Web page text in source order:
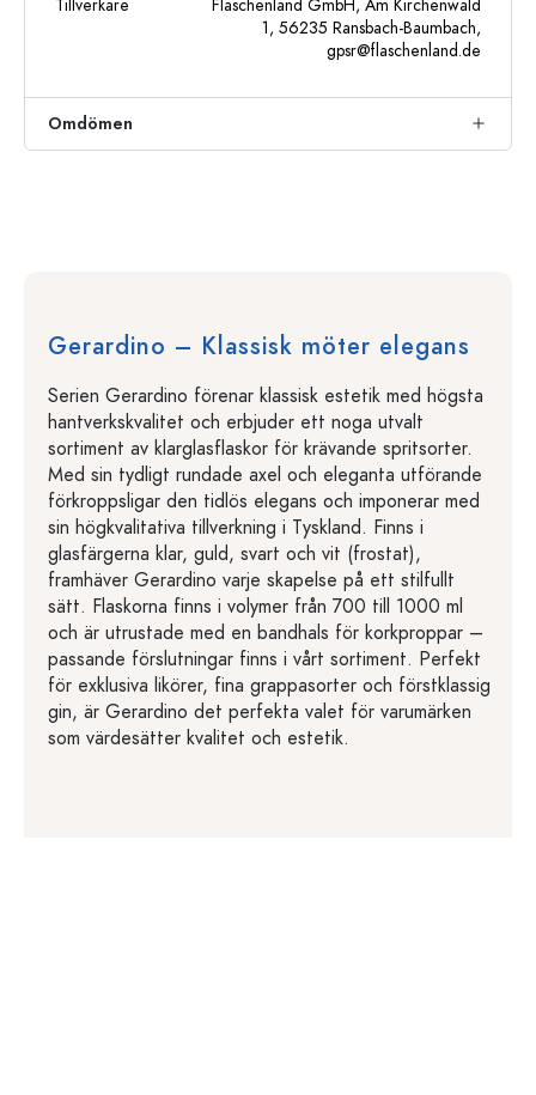
Tillverkare
Flaschenland GmbH, Am Kirchenwald
1, 56235 Ransbach-Baumbach,
gpsr@flaschenland.de
Omdömen
Gerardino – Klassisk möter elegans
Serien Gerardino förenar klassisk estetik med högsta
hantverkskvalitet och erbjuder ett noga utvalt
sortiment av klarglasflaskor för krävande spritsorter.
Med sin tydligt rundade axel och eleganta utförande
förkroppsligar den tidlös elegans och imponerar med
sin högkvalitativa tillverkning i Tyskland. Finns i
glasfärgerna klar, guld, svart och vit (frostat),
framhäver Gerardino varje skapelse på ett stilfullt
sätt. Flaskorna finns i volymer från 700 till 1000 ml
och är utrustade med en bandhals för korkproppar –
passande förslutningar finns i vårt sortiment. Perfekt
för exklusiva likörer, fina grappasorter och förstklassig
gin, är Gerardino det perfekta valet för varumärken
som värdesätter kvalitet och estetik.